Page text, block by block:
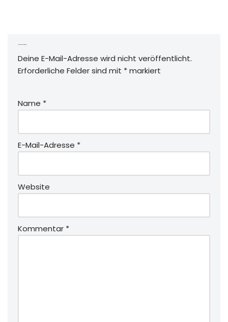
Deine E-Mail-Adresse wird nicht veröffentlicht.
Erforderliche Felder sind mit *markiert
Name *
E-Mail-Adresse *
Website
Kommentar *